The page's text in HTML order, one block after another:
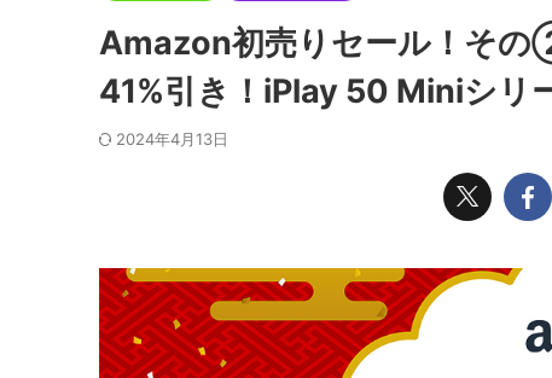
Amazon初売りセール！そ
41%引き！iPlay 50 Miniシリ
2024年4月13日